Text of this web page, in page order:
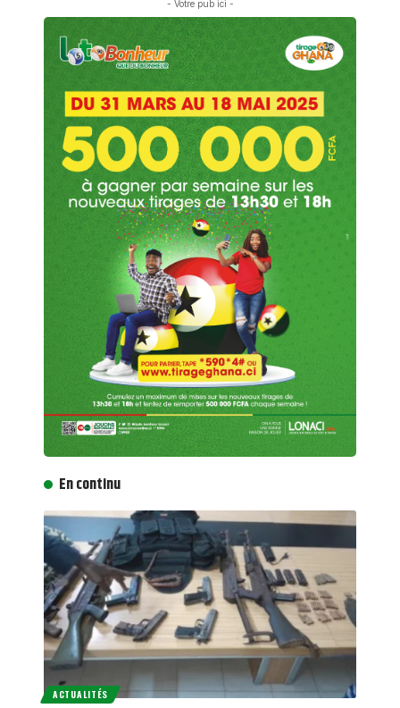
- Votre pub ici -
En continu
ACTUALITÉS